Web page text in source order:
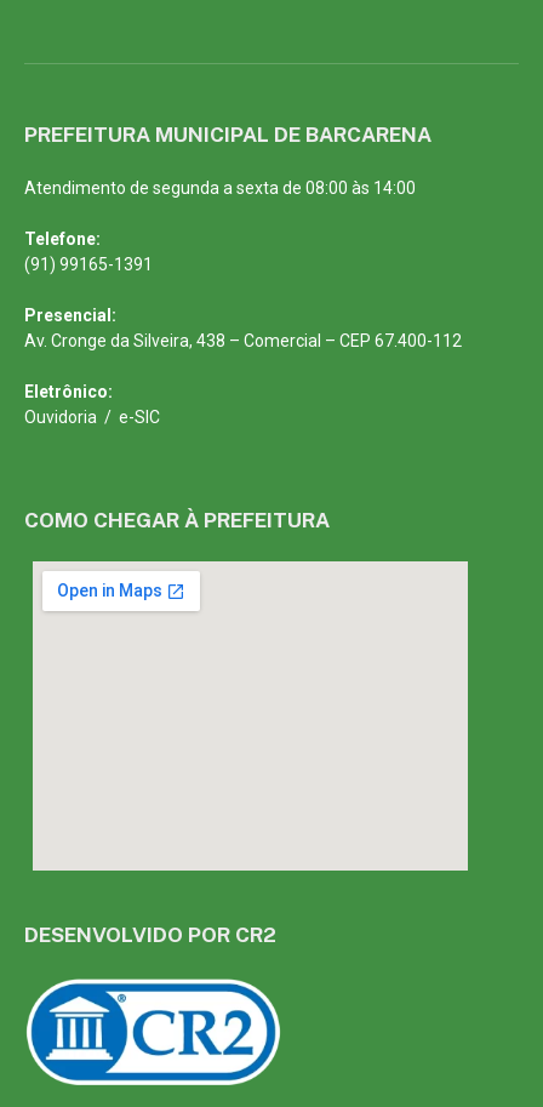
PREFEITURA MUNICIPAL DE BARCARENA
Atendimento de segunda a sexta de 08:00 às 14:00
Telefone:
(91) 99165-1391
Presencial:
Av. Cronge da Silveira, 438 – Comercial – CEP 67.400-112
Eletrônico:
Ouvidoria / e-SIC
COMO CHEGAR À PREFEITURA
DESENVOLVIDO POR CR2